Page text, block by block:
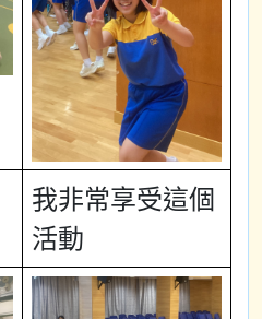
我非常享受這個
活動